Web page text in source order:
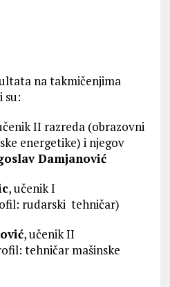
na takmičenjima
su:
II razreda (obrazovni
energetike) i njegov
Damjanović
, učenik I
rudarski tehničar)
, učenik II
tehničar mašinske